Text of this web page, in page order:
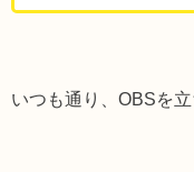
いつも通り、OBSを立